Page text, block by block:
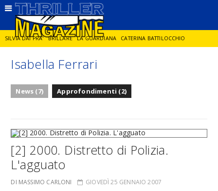
SILVIA DAI PRA' BRILLARE LA GUARDIANA CATERINA BATTILOCCHIO
JORGE DIAZ LA SPIA DELITTO IN CORNICE
Isabella Ferrari
News (7) Approfondimenti (2)
[2] 2000. Distretto di Polizia.
L'agguato
DI MASSIMO CARLONI GIOVEDÌ 25 GENNAIO 2007